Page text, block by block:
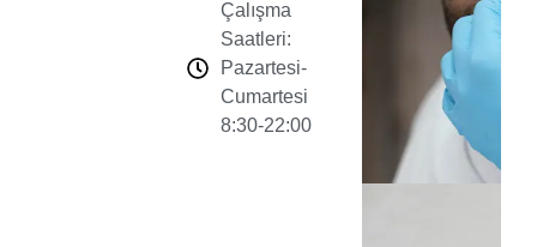
Çalışma
Saatleri:
Pazartesi-
Cumartesi
8:30-22:00